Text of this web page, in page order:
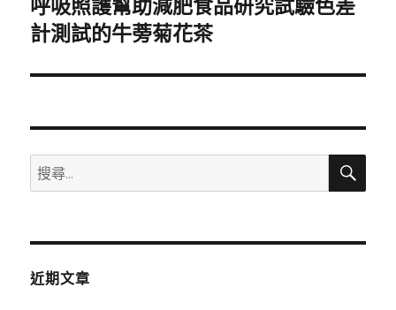
下
一
文
呼吸照護幫助減肥食品研究試驗色差
計測試的牛蒡菊花茶
搜
尋
鍵
搜
近期文章